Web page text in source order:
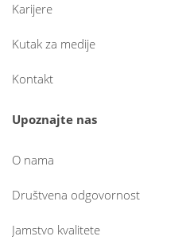
Karijere
Kutak za medije
Kontakt
Upoznajte nas
O nama
Društvena odgovornost
Jamstvo kvalitete